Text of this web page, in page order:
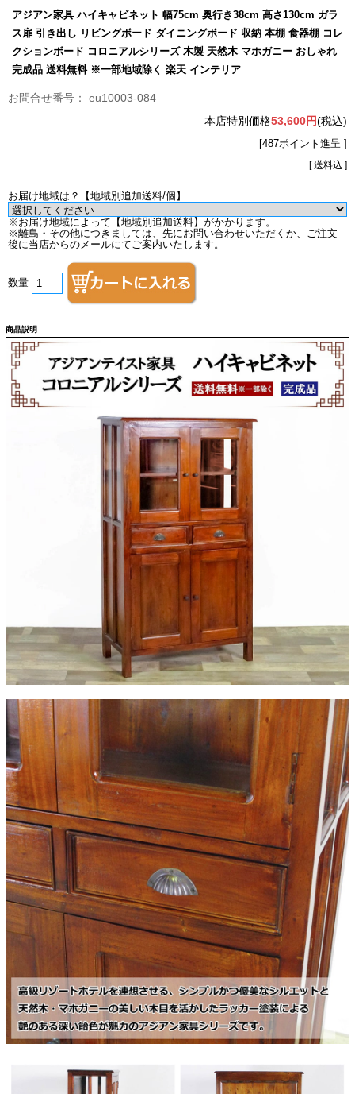
アジアン家具 ハイキャビネット 幅75cm 奥行き38cm 高さ130cm ガラ
ス扉 引き出し リビングボード ダイニングボード 収納 本棚 食器棚 コレ
クションボード コロニアルシリーズ 木製 天然木 マホガニー おしゃれ
完成品 送料無料 ※一部地域除く 楽天 インテリア
eu10003-084
本店特別価格53,600円(税込)
[487ポイント進呈 ]
[ 送料込 ]
お届け地域は？【地域別追加送料/個】
※お届け地域によって【地域別追加送料】がかかります。
※離島・その他につきましては、先にお問い合わせいただくか、ご注文
後に当店からのメールにてご案内いたします。
数量
商品説明